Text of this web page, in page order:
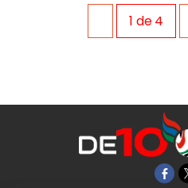
1 de4